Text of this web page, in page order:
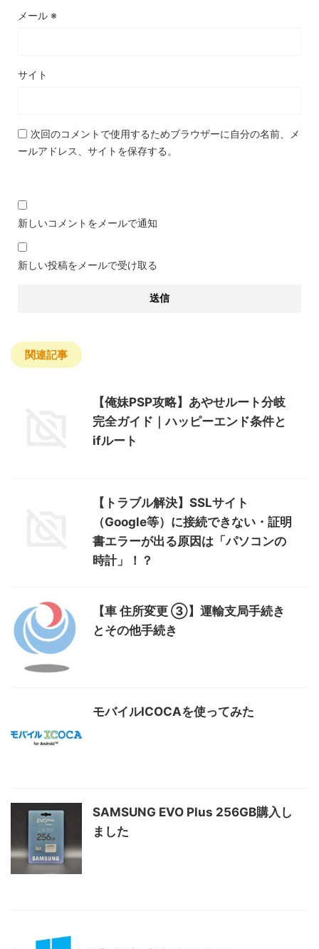
メール ※
サイト
次回のコメントで使用するためブラウザーに自分の名前、メ
ールアドレス、サイトを保存する。
新しいコメントをメールで通知
新しい投稿をメールで受け取る
関連記事
【俺妹PSP攻略】あやせルート分岐
完全ガイド｜ハッピーエンド条件と
ifルート
【トラブル解決】SSLサイト
（Google等）に接続できない・証明
書エラーが出る原因は「パソコンの
時計」！？
【車 住所変更 ③】運輸支局手続き
とその他手続き
モバイルICOCAを使ってみた
SAMSUNG EVO Plus 256GB購入し
ました